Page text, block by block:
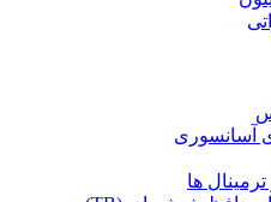
آسانسوری
ها